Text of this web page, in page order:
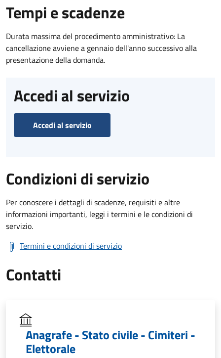
Tempi e scadenze
Durata massima del procedimento amministrativo: La
cancellazione avviene a gennaio dell'anno successivo alla
presentazione della domanda.
Accedi al servizio
Accedi al servizio
Condizioni di servizio
Per conoscere i dettagli di scadenze, requisiti e altre
informazioni importanti, leggi i termini e le condizioni di
servizio.
Termini e condizioni di servizio
Contatti
Anagrafe - Stato civile - Cimiteri -
Elettorale